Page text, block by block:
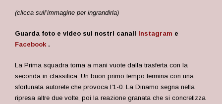
(clicca sull’immagine per ingrandirla)
Guarda foto e video sui nostri canali Instagram e
Facebook .
La Prima squadra torna a mani vuote dalla trasferta con la
seconda in classifica. Un buon primo tempo termina con una
sfortunata autorete che provoca l’1-0. La Dinamo segna nella
ripresa altre due volte, poi la reazione granata che si concretizza